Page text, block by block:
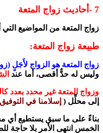
7 -أحاديث زواج المتعة
زواج المتعة من المواضيع
طبيعة زواج المتعة:
زواج المتعة هو الزواج لأَجَلٍ
وليس له حدٌّ أقصى، أما عند
وزواج المتعة غير محدد بعدد
إلى محلِّل ( إسلامنا في
بناءً على ما سبق يستطيع أي
الخمس انتهى الأمر بلا حاجة